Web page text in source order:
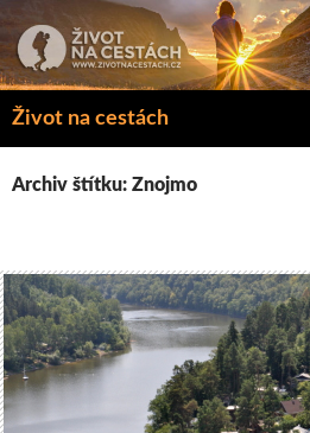
k
obsahu
Život na cestách
Hledat
Archiv štítku: Znojmo